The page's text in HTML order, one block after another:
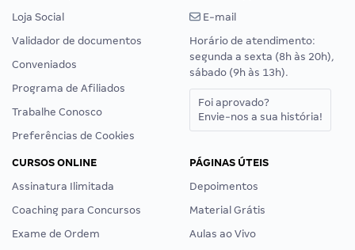
Loja Social
Validador de documentos
Conveniados
Programa de Afiliados
Trabalhe Conosco
Preferências de Cookies
E-mail
Horário de atendimento:
segunda a sexta (8h às 20h),
sábado (9h às 13h).
Foi aprovado?
Envie-nos a sua história!
CURSOS ONLINE
Assinatura Ilimitada
Coaching para Concursos
Exame de Ordem
PÁGINAS ÚTEIS
Depoimentos
Material Grátis
Aulas ao Vivo